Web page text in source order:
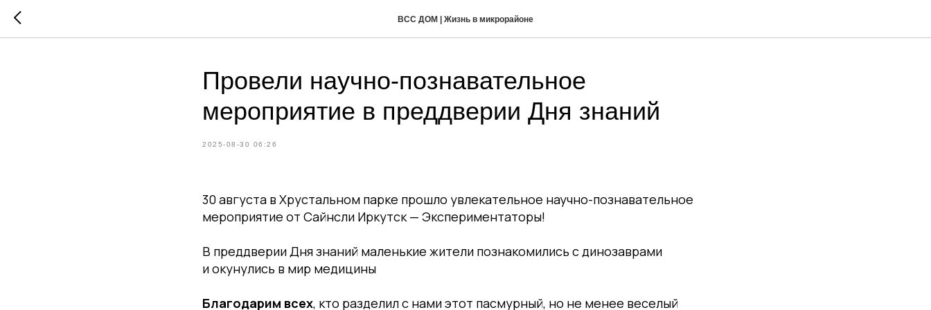
ВСС ДОМ | Жизнь в микрорайоне
Провели научно-познавательное
мероприятие в преддверии Дня знаний
2025-08-30 06:26
30 августа в Хрустальном парке прошло увлекательное научно-познавательное
мероприятие от Сайнсли Иркутск — Экспериментаторы!
В преддверии Дня знаний маленькие жители познакомились с динозаврами
и окунулись в мир медицины
Благодарим всех, кто разделил с нами этот пасмурный, но не менее веселый